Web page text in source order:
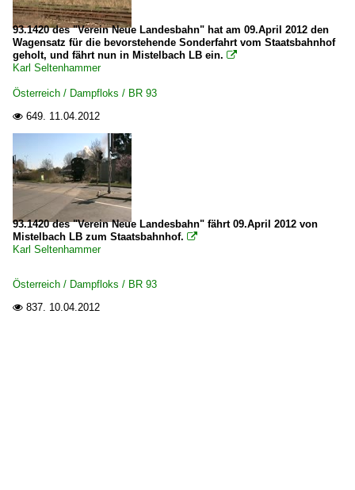
93.1420 des "Verein Neue Landesbahn" hat am 09.April 2012 den
Wagensatz für die bevorstehende Sonderfahrt vom Staatsbahnhof
geholt, und fährt nun in Mistelbach LB ein. 
Karl Seltenhammer
Österreich / Dampfloks / BR 93
 649. 11.04.2012
93.1420 des "Verein Neue Landesbahn" fährt 09.April 2012 von
Mistelbach LB zum Staatsbahnhof. 
Karl Seltenhammer
Österreich / Dampfloks / BR 93
 837. 10.04.2012